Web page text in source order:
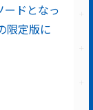
ドとなっ
限定版に